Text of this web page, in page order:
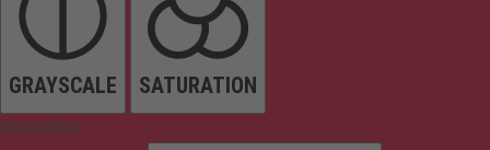
GRAYSCALE SATURATION
Orientation